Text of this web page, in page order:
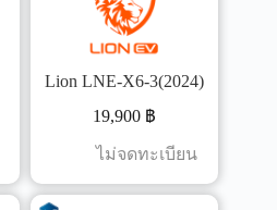
Lion LNE-X6-3(2024)
19,900 ฿
ไม่จดทะเบียน